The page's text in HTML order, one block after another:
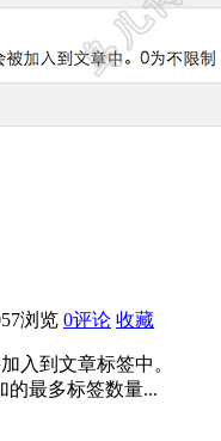
浏览 0评论 收藏
入到文章标签中。
的最多标签数量...